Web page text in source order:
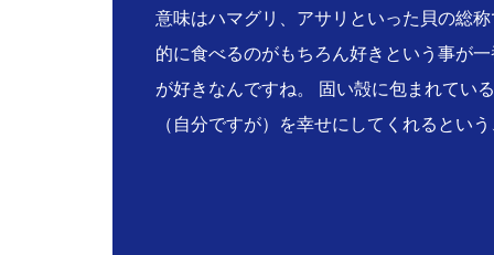
意味はハマグリ、アサリといった貝の総
的に食べるのがもちろん好きという事が
が好きなんですね。 固い殻に包まれてい
（自分ですが）を幸せにしてくれるとい